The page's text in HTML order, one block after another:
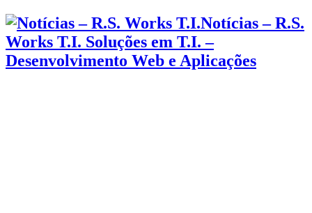
Notícias – R.S.
Works T.I. Soluções em T.I. –
Desenvolvimento Web e Aplicações